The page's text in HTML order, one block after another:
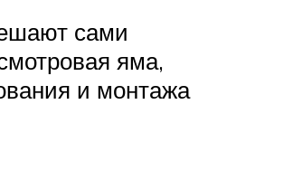
сами
яма,
и монтажа